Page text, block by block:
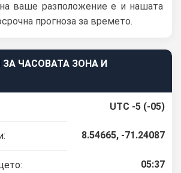
на ваше разположение е и нашата
прогноза за времето.
ЧАСОВАТА ЗОНА И
UTC -5 (-05)
8.54665, -71.24087
05:37